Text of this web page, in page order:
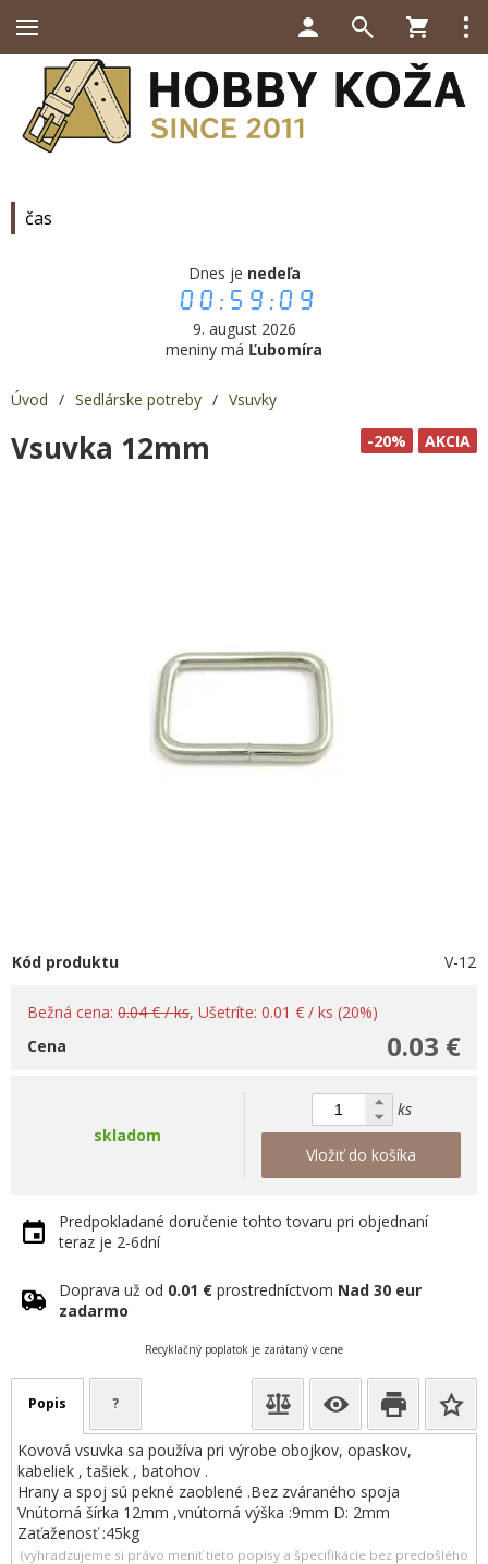
čas
Dnes je nedeľa
00:59:09
9. august 2026
meniny má Ľubomíra
Úvod / Sedlárske potreby / Vsuvky
AKCIA
-20%
Vsuvka 12mm
Kód produktu V-12
Bežná cena: 0.04 € / ks, Ušetríte: 0.01 € / ks (20%)
0.03 €
Cena
skladom
ks
Vložiť do košíka
Predpokladané doručenie tohto tovaru pri objednaní
teraz je 2-6dní
Doprava už od 0.01 € prostredníctvom Nad 30 eur
zadarmo
Recyklačný poplatok je zarátaný v cene
Popis ?
Kovová vsuvka sa používa pri výrobe obojkov, opaskov,
kabeliek , tašiek , batohov .
Hrany a spoj sú pekné zaoblené .Bez zváraného spoja
Vnútorná šírka 12mm ,vnútorná výška :9mm D: 2mm
Zaťaženosť :45kg
(vyhradzujeme si právo meniť tieto popisy a špecifikácie bez predošlého